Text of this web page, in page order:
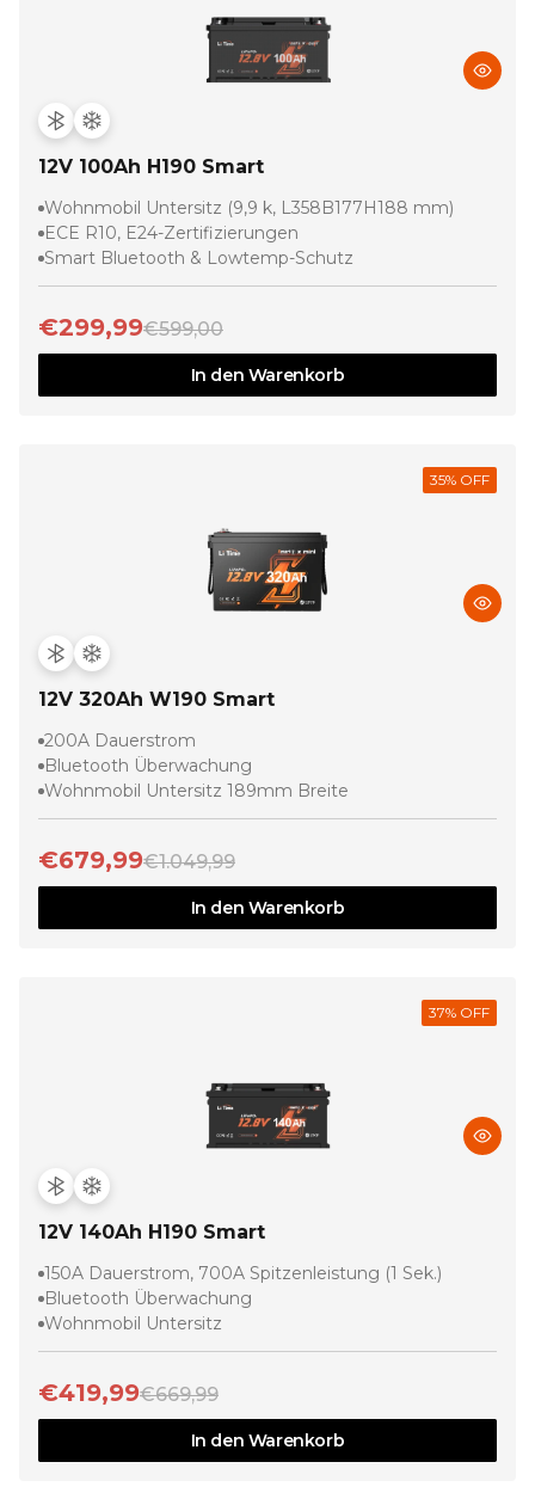
12V 100Ah H190 Smart
Wohnmobil Untersitz (9,9 k, L358B177H188 mm)
ECE R10, E24-Zertifizierungen
Smart Bluetooth & Lowtemp-Schutz
€299,99€599,00
In den Warenkorb
35% OFF
12V 320Ah W190 Smart
200A Dauerstrom
Bluetooth Überwachung
Wohnmobil Untersitz 189mm Breite
€679,99€1.049,99
In den Warenkorb
37% OFF
12V 140Ah H190 Smart
150A Dauerstrom, 700A Spitzenleistung (1 Sek.)
Bluetooth Überwachung
Wohnmobil Untersitz
€419,99€669,99
In den Warenkorb